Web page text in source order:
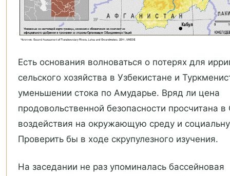
Есть основания волноваться о потерях для
сельского хозяйства в Узбекистане и
уменьшении стока по Амударье. Вряд ли цена
продовольственной безопасности просчитана
воздействия на окружающую среду и
Проверить бы в ходе скрупулезного изучения.
На заседании не раз упоминалась бассейновая